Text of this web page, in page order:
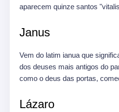
aparecem quinze santos
Janus
Vem do latim ianua que
dos deuses mais antigos do
como o deus das portas,
Lázaro